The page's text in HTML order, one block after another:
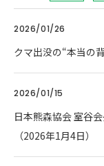
2026/01/26
クマ出没の“本当の
2026/01/15
日本熊森協会 室谷
（2026年1月4日）